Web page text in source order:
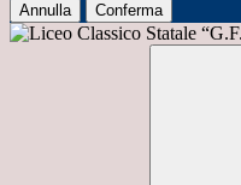
Annulla Conferma